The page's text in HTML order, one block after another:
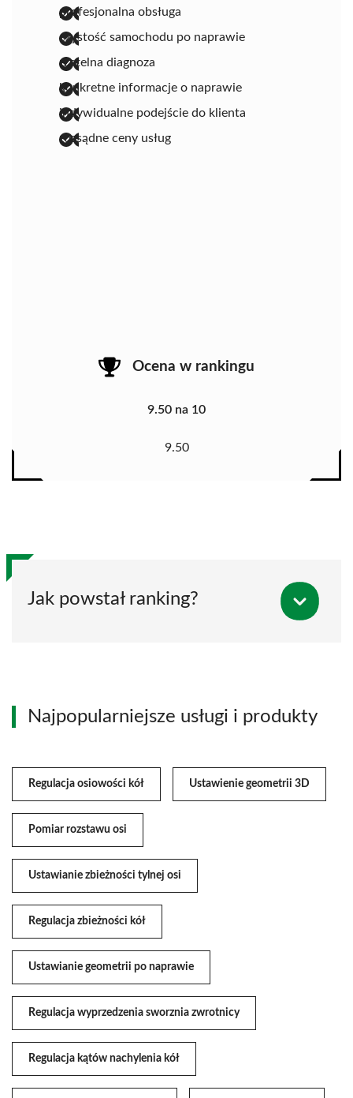
profesjonalna obsługa
czystość samochodu po naprawie
rzetelna diagnoza
konkretne informacje o naprawie
indywidualne podejście do klienta
rozsądne ceny usług
Ocena w rankingu
9.50 na 10
9.50
Jak powstał ranking?
Najpopularniejsze usługi i produkty
Regulacja osiowości kół Ustawienie geometrii 3D
Pomiar rozstawu osi
Ustawianie zbieżności tylnej osi
Regulacja zbieżności kół
Ustawianie geometrii po naprawie
Regulacja wyprzedzenia sworznia zwrotnicy
Regulacja kątów nachylenia kół